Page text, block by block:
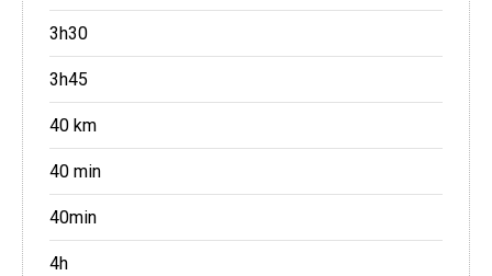
3h30
3h45
40 km
40 min
40min
4h